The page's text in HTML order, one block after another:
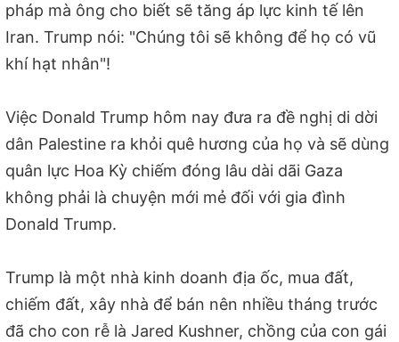
pháp mà ông cho biết sẽ tăng áp lực kinh tế lên
Iran. Trump nói: "Chúng tôi sẽ không để họ có vũ
khí hạt nhân"!
Việc Donald Trump hôm nay đưa ra đề nghị di dời
dân Palestine ra khỏi quê hương của họ và sẽ dùng
quân lực Hoa Kỳ chiếm đóng lâu dài dãi Gaza
không phải là chuyện mới mẻ đối với gia đình
Donald Trump.
Trump là một nhà kinh doanh địa ốc, mua đất,
chiếm đất, xây nhà để bán nên nhiều tháng trước
đã cho con rễ là Jared Kushner, chồng của con gái